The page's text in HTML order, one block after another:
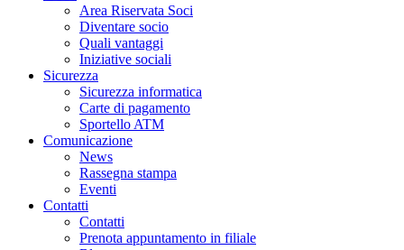
Area Riservata Soci
Diventare socio
Quali vantaggi
Iniziative sociali
Sicurezza
Sicurezza informatica
Carte di pagamento
Sportello ATM
Comunicazione
News
Rassegna stampa
Eventi
Contatti
Contatti
Prenota appuntamento in filiale